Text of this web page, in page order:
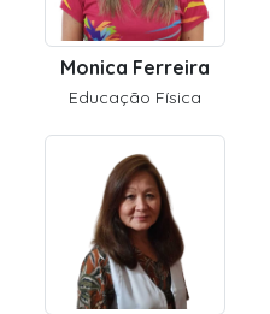
Monica Ferreira
Educação Física